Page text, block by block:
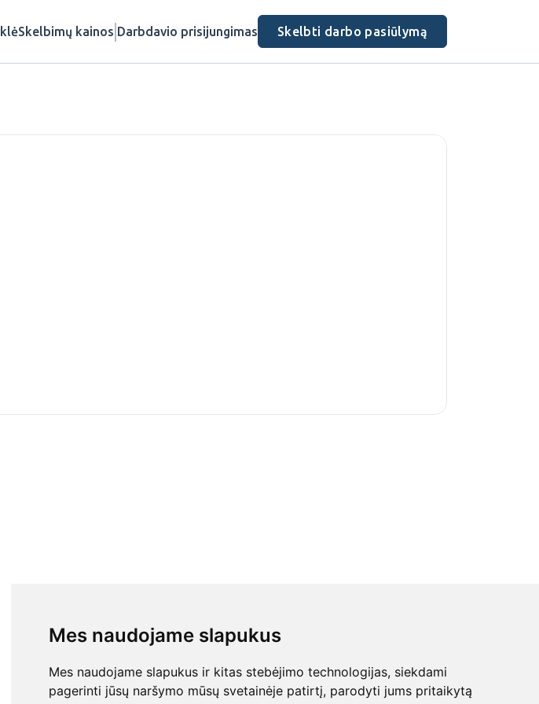
Mes naudojame slapukus
Mes naudojame slapukus ir kitas stebėjimo technologijas, siekdami
pagerinti jūsų naršymo mūsų svetainėje patirtį, parodyti jums pritaikytą
Skelbimų kainos Darbdavio prisijungimas Skelbti darbo pasiūlymą